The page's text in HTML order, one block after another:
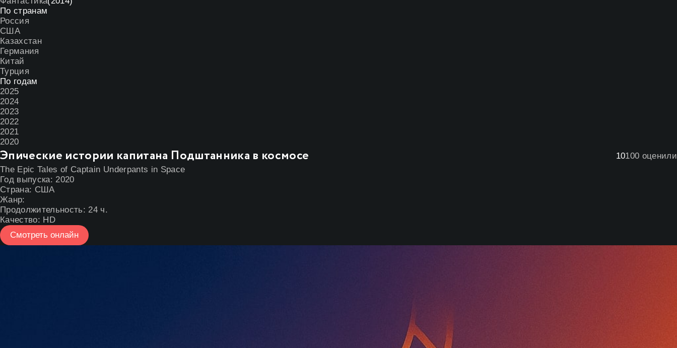
По странам
Россия
США
Казахстан
Германия
Китай
Турция
По годам
2025
2024
2023
2022
2021
2020
Эпические истории капитана Подштанника в космосе 10100 оценили
The Epic Tales of Captain Underpants in Space
Год выпуска: 2020
Страна: США
Жанр:
Продолжительность: 24 ч.
Качество: HD
Смотреть онлайн